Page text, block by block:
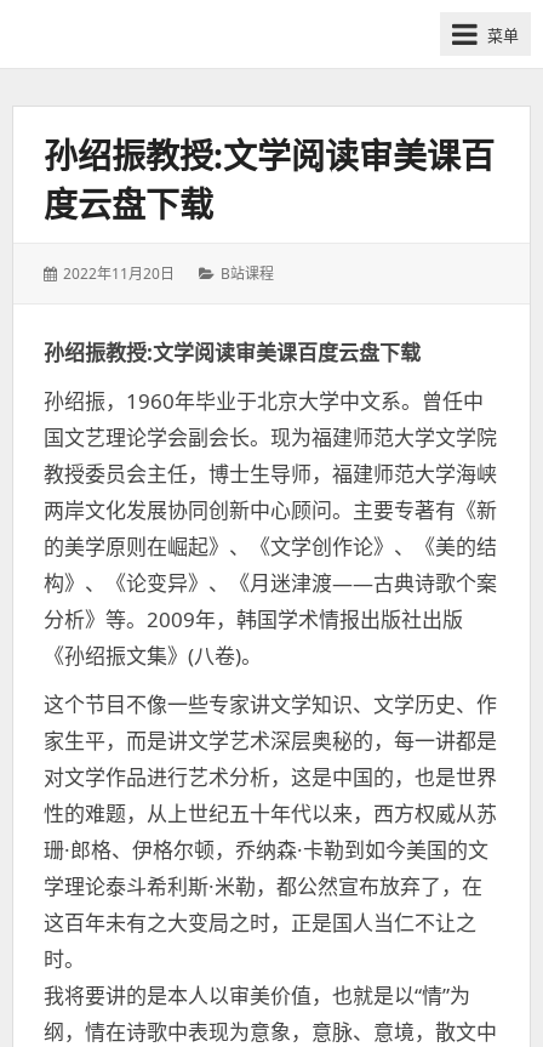
筹
群-
菜单
孙绍振教授:文学阅读审美课百
度云盘下载
发
2022年11月20日
分
B站课程
孙绍振教授:文学阅读审美课百度云盘下载
孙绍振，1960年毕业于北京大学中文系。曾任中
国文艺理论学会副会长。现为福建师范大学文学院
教授委员会主任，博士生导师，福建师范大学海峡
两岸文化发展协同创新中心顾问。主要专著有《新
的美学原则在崛起》、《文学创作论》、《美的结
构》、《论变异》、《月迷津渡——古典诗歌个案
分析》等。2009年，韩国学术情报出版社出版
《孙绍振文集》(八卷)。
这个节目不像一些专家讲文学知识、文学历史、作
家生平，而是讲文学艺术深层奥秘的，每一讲都是
对文学作品进行艺术分析，这是中国的，也是世界
性的难题，从上世纪五十年代以来，西方权威从苏
珊·郎格、伊格尔顿，乔纳森·卡勒到如今美国的文
学理论泰斗希利斯·米勒，都公然宣布放弃了，在
这百年未有之大变局之时，正是国人当仁不让之
时。
我将要讲的是本人以审美价值，也就是以“情”为
纲，情在诗歌中表现为意象，意脉、意境，散文中